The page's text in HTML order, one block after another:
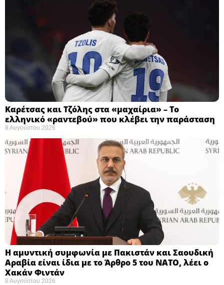
Καρέτσας και Τζόλης στα «μαχαίρια» – Το
ελληνικό «ραντεβού» που κλέβει την παράσταση
8 Αυγούστου 2026
Η αμυντική συμφωνία με Πακιστάν και Σαουδική
Αραβία είναι ίδια με το Άρθρο 5 του ΝΑΤΟ, λέει ο
Χακάν Φιντάν
8 Αυγούστου 2026